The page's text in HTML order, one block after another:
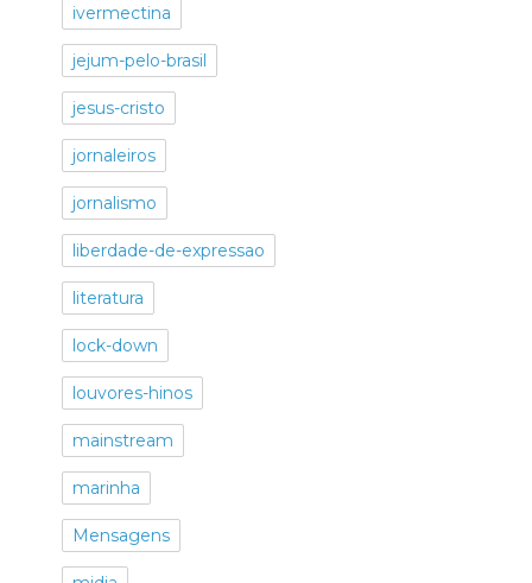
ivermectina
jejum-pelo-brasil
jesus-cristo
jornaleiros
jornalismo
liberdade-de-expressao
literatura
lock-down
louvores-hinos
mainstream
marinha
Mensagens